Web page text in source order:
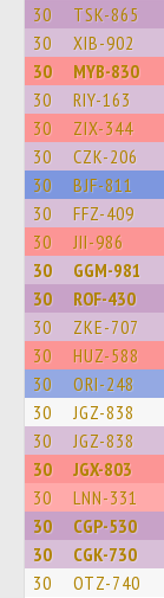
30 TSK-865
30 XIB-902
30 MYB-830
30 RIY-163
30 ZIX-344
30 CZK-206
30 BJF-811
30 FFZ-409
30 JII-986
30 GGM-981
30 ROF-430
30 ZKE-707
30 HUZ-588
30 ORI-248
30 JGZ-838
30 JGZ-838
30 JGX-803
30 LNN-331
30 CGP-530
30 CGK-730
30 OTZ-740